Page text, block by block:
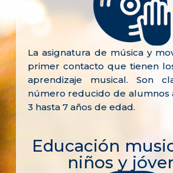
La asignatura de música y
primer contacto que tienen
aprendizaje musical. Son
número reducido de alumnos
3 hasta 7 años de edad.
Educación
niños y